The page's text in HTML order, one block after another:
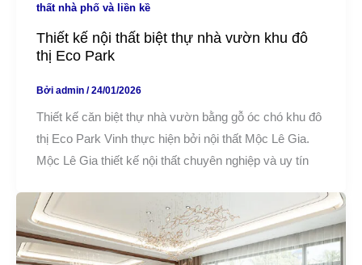
thất nhà phố và liền kề
Thiết kế nội thất biệt thự nhà vườn khu đô
thị Eco Park
Bởi admin /24/01/2026
Thiết kế căn biệt thự nhà vườn bằng gỗ óc chó khu đô
thị Eco Park Vinh thực hiện bởi nội thất Mộc Lê Gia.
Mộc Lê Gia thiết kế nội thất chuyên nghiệp và uy tín